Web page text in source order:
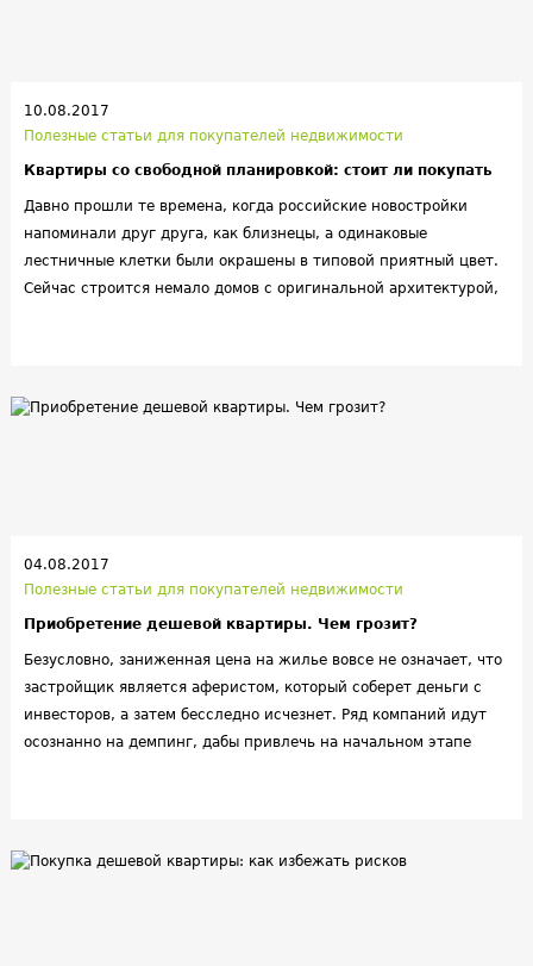
10.08.2017
Полезные статьи для покупателей недвижимости
Квартиры со свободной планировкой: стоит ли покупать
Давно прошли те времена, когда российские новостройки
напоминали друг друга, как близнецы, а одинаковые
лестничные клетки были окрашены в типовой приятный цвет.
Сейчас строится немало домов с оригинальной архитектурой,
недостатки. Перед покупкой стоит выяснить все особенности
04.08.2017
Полезные статьи для покупателей недвижимости
Приобретение дешевой квартиры. Чем грозит?
Безусловно, заниженная цена на жилье вовсе не означает, что
застройщик является аферистом, который соберет деньги с
инвесторов, а затем бесследно исчезнет. Ряд компаний идут
осознанно на демпинг, дабы привлечь на начальном этапе
обладает собственными производственными мощностями и